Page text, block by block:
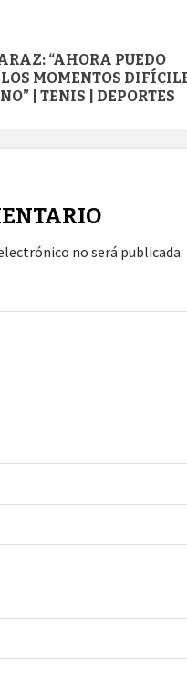
“AHORA PUEDO
MOMENTOS
| TENIS | DEPORTES
no será publicada.